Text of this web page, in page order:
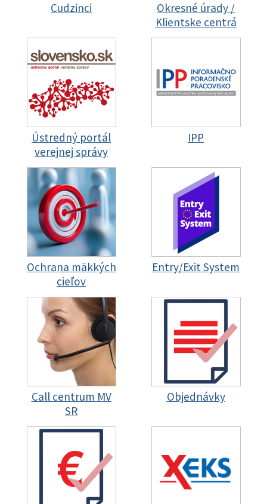
Cudzinci
Okresné úrady /
Klientske centrá
Ústredný portál
verejnej správy
IPP
Ochrana mäkkých
cieľov
Entry/Exit System
Call centrum MV
SR
Objednávky